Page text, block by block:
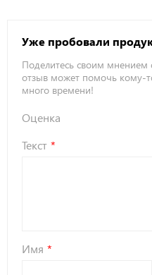
Уже пробовали
Поделитесь своим мнением
отзыв может помочь кому-
много времени!
Оценка
Текст
Имя